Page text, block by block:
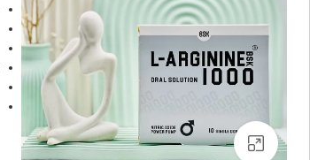
برای بزرگنمایی کلیک کنید